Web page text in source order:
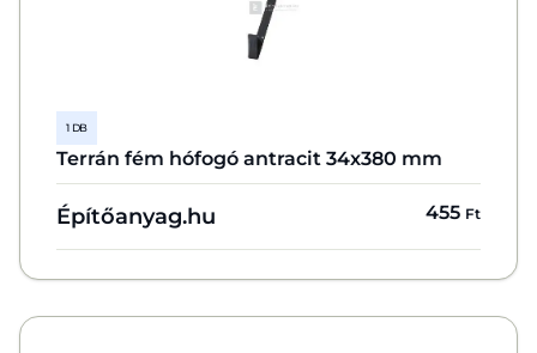
1 DB
Terrán fém hófogó antracit 34x380 mm
Építőanyag.hu 455 Ft